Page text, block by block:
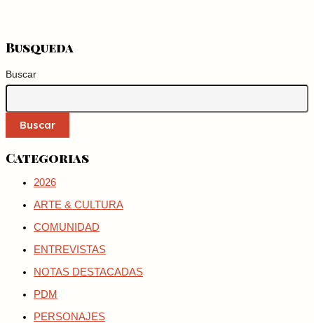
Busqueda
Buscar
Buscar
Categorias
2026
ARTE & CULTURA
COMUNIDAD
ENTREVISTAS
NOTAS DESTACADAS
PDM
PERSONAJES